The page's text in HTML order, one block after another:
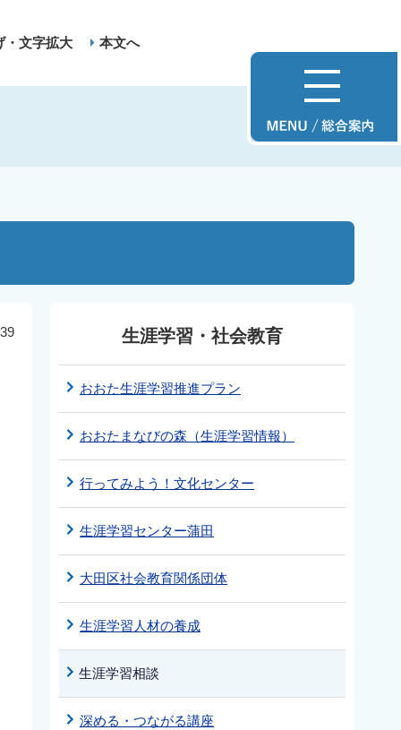
・文字拡大 本文へ
生涯学習・社会教育
おおた生涯学習推進プラン
おおたまなびの森（生涯学習情報）
行ってみよう！文化センター
生涯学習センター蒲田
大田区社会教育関係団体
生涯学習人材の養成
生涯学習相談
深める・つながる講座